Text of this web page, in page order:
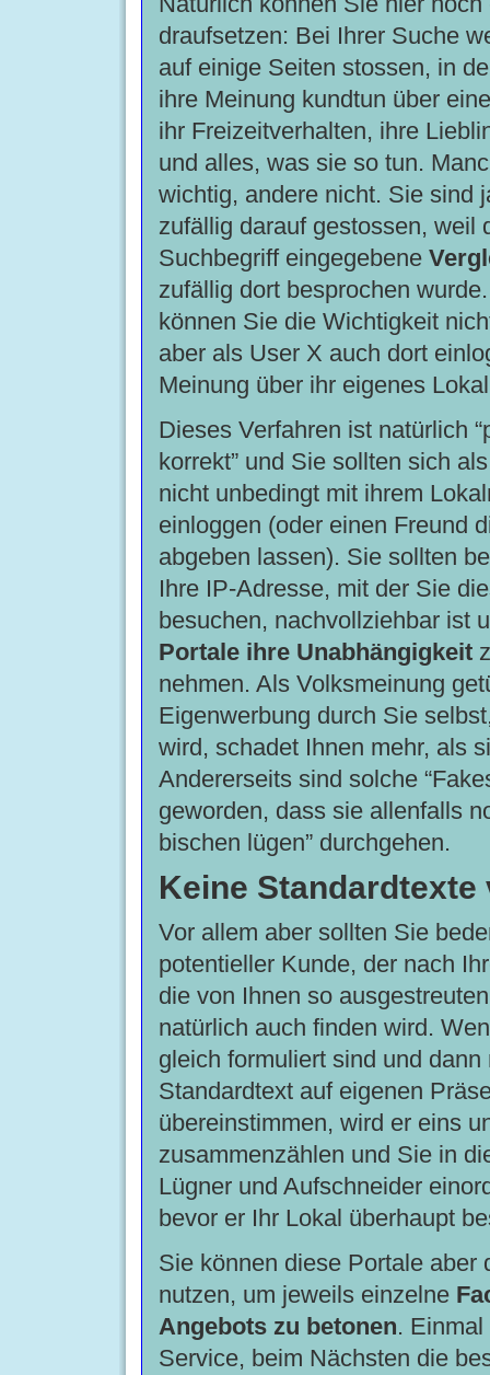
draufsetzen: Bei Ihrer Suche
auf einige Seiten stossen, in
ihre Meinung kundtun über
ihr Freizeitverhalten, ihre
und alles, was sie so tun.
wichtig, andere nicht. Sie sind
zufällig darauf gestossen, weil
Suchbegriff eingegebene
zufällig dort besprochen
können Sie die Wichtigkeit
aber als User X auch dort
Meinung über ihr eigenes
Dieses Verfahren ist natürlich
korrekt” und Sie sollten sich
nicht unbedingt mit ihrem
einloggen (oder einen Freund
abgeben lassen). Sie sollten
Ihre IP-Adresse, mit der Sie
besuchen, nachvollziehbar ist
Portale ihre Unabhängigkeit
nehmen. Als Volksmeinung
Eigenwerbung durch Sie
wird, schadet Ihnen mehr, als
Andererseits sind solche
geworden, dass sie allenfalls
bischen lügen” durchgehen.
Keine Standardtexte
Vor allem aber sollten Sie
potentieller Kunde, der nach
die von Ihnen so
natürlich auch finden wird.
gleich formuliert sind und dann
Standardtext auf eigenen
übereinstimmen, wird er eins
zusammenzählen und Sie in
Lügner und Aufschneider
bevor er Ihr Lokal überhaupt
Sie können diese Portale aber
nutzen, um jeweils einzelne
Angebots zu betonen.
Service, beim Nächsten die